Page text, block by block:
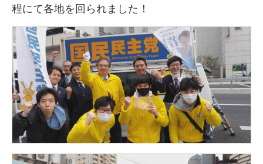
程にて各地を回られました！